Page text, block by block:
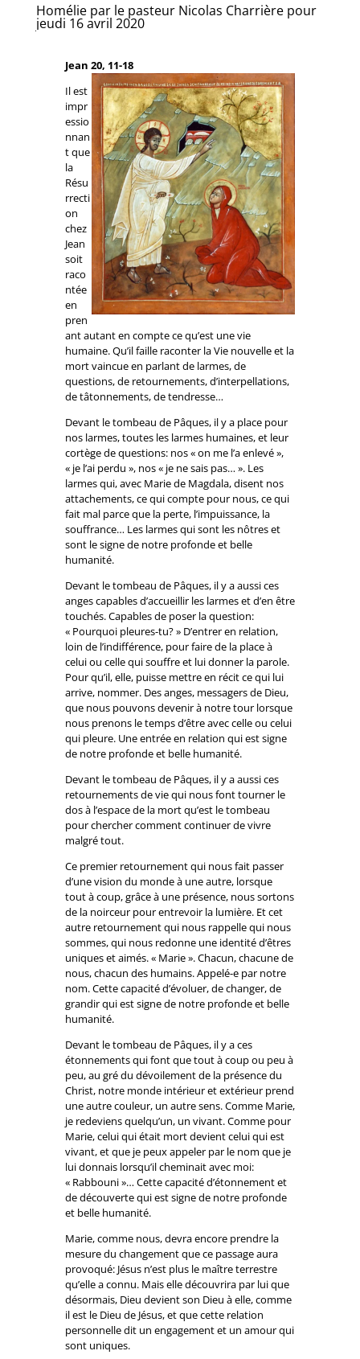
Homélie par le pasteur Nicolas Charrière pour
jeudi 16 avril 2020
Jean 20, 11-18
Il est
impr
essio
nnan
t que
la
Résu
rrecti
on
chez
Jean
soit
raco
ntée
en
pren
ant autant en compte ce qu’est une vie
humaine. Qu’il faille raconter la Vie nouvelle et la
mort vaincue en parlant de larmes, de
questions, de retournements, d’interpellations,
de tâtonnements, de tendresse…
Devant le tombeau de Pâques, il y a place pour
nos larmes, toutes les larmes humaines, et leur
cortège de questions: nos « on me l’a enlevé »,
« je l’ai perdu », nos « je ne sais pas… ». Les
larmes qui, avec Marie de Magdala, disent nos
attachements, ce qui compte pour nous, ce qui
fait mal parce que la perte, l’impuissance, la
souffrance… Les larmes qui sont les nôtres et
sont le signe de notre profonde et belle
humanité.
Devant le tombeau de Pâques, il y a aussi ces
anges capables d’accueillir les larmes et d’en être
touchés. Capables de poser la question:
« Pourquoi pleures-tu? » D’entrer en relation,
loin de l’indifférence, pour faire de la place à
celui ou celle qui souffre et lui donner la parole.
Pour qu’il, elle, puisse mettre en récit ce qui lui
arrive, nommer. Des anges, messagers de Dieu,
que nous pouvons devenir à notre tour lorsque
nous prenons le temps d’être avec celle ou celui
qui pleure. Une entrée en relation qui est signe
de notre profonde et belle humanité.
Devant le tombeau de Pâques, il y a aussi ces
retournements de vie qui nous font tourner le
dos à l’espace de la mort qu’est le tombeau
pour chercher comment continuer de vivre
malgré tout.
Ce premier retournement qui nous fait passer
d’une vision du monde à une autre, lorsque
tout à coup, grâce à une présence, nous sortons
de la noirceur pour entrevoir la lumière. Et cet
autre retournement qui nous rappelle qui nous
sommes, qui nous redonne une identité d’êtres
uniques et aimés. « Marie ». Chacun, chacune de
nous, chacun des humains. Appelé-e par notre
nom. Cette capacité d’évoluer, de changer, de
grandir qui est signe de notre profonde et belle
humanité.
Devant le tombeau de Pâques, il y a ces
étonnements qui font que tout à coup ou peu à
peu, au gré du dévoilement de la présence du
Christ, notre monde intérieur et extérieur prend
une autre couleur, un autre sens. Comme Marie,
je redeviens quelqu’un, un vivant. Comme pour
Marie, celui qui était mort devient celui qui est
vivant, et que je peux appeler par le nom que je
lui donnais lorsqu’il cheminait avec moi:
« Rabbouni »… Cette capacité d’étonnement et
de découverte qui est signe de notre profonde
et belle humanité.
Marie, comme nous, devra encore prendre la
mesure du changement que ce passage aura
provoqué: Jésus n’est plus le maître terrestre
qu’elle a connu. Mais elle découvrira par lui que
désormais, Dieu devient son Dieu à elle, comme
il est le Dieu de Jésus, et que cette relation
personnelle dit un engagement et un amour qui
sont uniques.